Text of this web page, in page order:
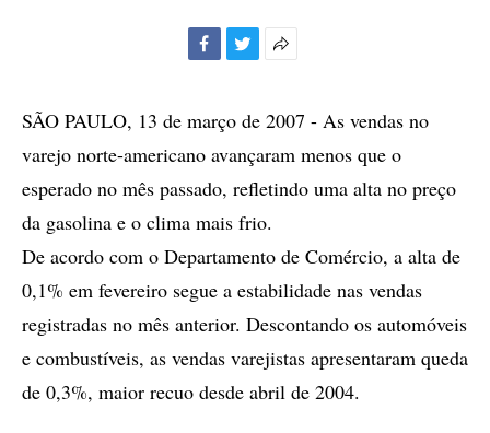
compartilhamento
SÃO PAULO, 13 de março de 2007 - As vendas no
varejo norte-americano avançaram menos que o
esperado no mês passado, refletindo uma alta no preço
da gasolina e o clima mais frio.
De acordo com o Departamento de Comércio, a alta de
0,1% em fevereiro segue a estabilidade nas vendas
registradas no mês anterior. Descontando os automóveis
e combustíveis, as vendas varejistas apresentaram queda
de 0,3%, maior recuo desde abril de 2004.